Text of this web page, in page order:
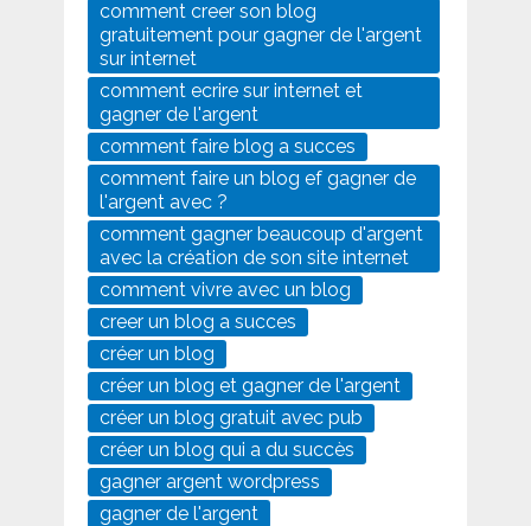
comment creer son blog
gratuitement pour gagner de l'argent
sur internet
comment ecrire sur internet et
gagner de l'argent
comment faire blog a succes
comment faire un blog ef gagner de
l'argent avec ?
comment gagner beaucoup d'argent
avec la création de son site internet
comment vivre avec un blog
creer un blog a succes
créer un blog
créer un blog et gagner de l'argent
créer un blog gratuit avec pub
créer un blog qui a du succès
gagner argent wordpress
gagner de l'argent